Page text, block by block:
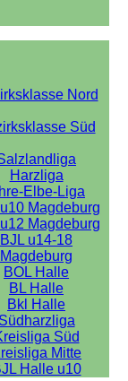
Nord
Süd
Harzliga
Elbe-Liga
Magdeburg
Magdeburg
BJL u14-18
Magdeburg
BOL Halle
BL Halle
Bkl Halle
Südharzliga
Süd
Mitte
Halle u10